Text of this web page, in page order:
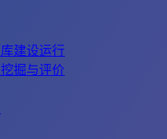
建设运行
掘与评价